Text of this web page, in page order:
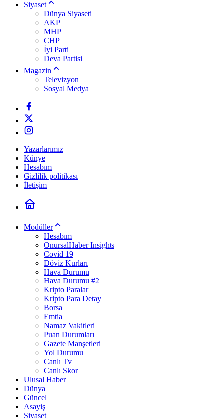
Siyaset
Dünya Siyaseti
AKP
MHP
CHP
İyi Parti
Deva Partisi
Magazin
Televizyon
Sosyal Medya
Yazarlarımız
Künye
Hesabım
Gizlilik politikası
İletişim
Modüller
Hesabım
OnursalHaber Insights
Covid 19
Döviz Kurları
Hava Durumu
Hava Durumu #2
Kripto Paralar
Kripto Para Detay
Borsa
Emtia
Namaz Vakitleri
Puan Durumları
Gazete Manşetleri
Yol Durumu
Canlı Tv
Canlı Skor
Ulusal Haber
Dünya
Güncel
Asayiş
Siyaset